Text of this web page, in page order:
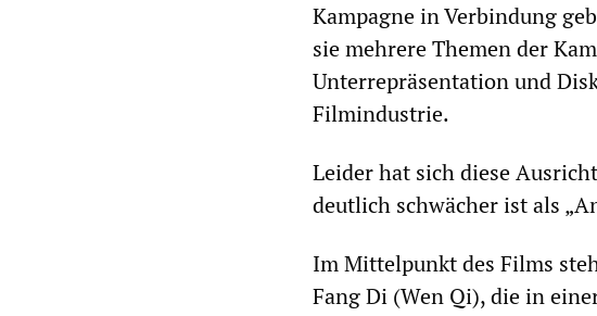
Kampagne in Verbindung
sie mehrere Themen der
Unterrepräsentation und
Filmindustrie.
Leider hat sich diese
deutlich schwächer ist als
Im Mittelpunkt des Films
Fang Di (Wen Qi), die in